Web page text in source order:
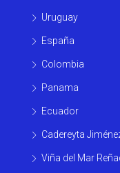
Uruguay
España
Colombia
Panama
Ecuador
Cadereyta
Viña del Mar